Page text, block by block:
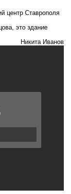
центр Ставрополя
это здание
Никита Иванов